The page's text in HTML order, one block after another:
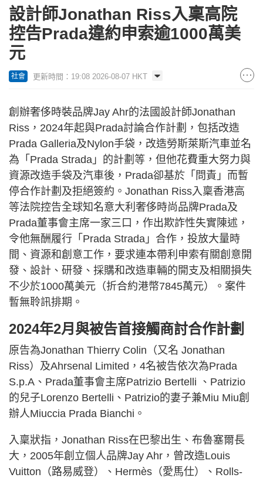
設計師Jonathan Riss入稟高院
控告Prada違約申索逾1000萬美
元
社會 更新時間：19:08 2026-08-07 HKT
創辦奢侈時裝品牌Jay Ahr的法國設計師Jonathan
Riss，2024年起與Prada討論合作計劃，包括改造
Prada Galleria及Nylon手袋，改造勞斯萊斯汽車並名
為「Prada Strada」的計劃等，但他花費重大努力與
資源改造手袋及汽車後，Prada卻基於「問責」而暫
停合作計劃及拒絕簽約。Jonathan Riss入稟香港高
等法院控告全球知名意大利奢侈時尚品牌Prada及
Prada董事會主席一家三口，作出欺詐性失實陳述，
令他無酬履行「Prada Strada」合作，投放大量時
間、資源和創意工作，要求連本帶利申索有關創意開
發、設計、研發、採購和改造車輛的開支及相關損失
不少於1000萬美元（折合約港幣7845萬元）。案件
暫無聆訊排期。
2024年2月與被告首接觸商討合作計劃
原告為Jonathan Thierry Colin（又名 Jonathan
Riss）及Ahrsenal Limited，4名被告依次為Prada
S.p.A、Prada董事會主席Patrizio Bertelli 、Patrizio
的兒子Lorenzo Bertelli、Patrizio的妻子兼Miu Miu創
辦人Miuccia Prada Bianchi。
入稟狀指，Jonathan Riss在巴黎出生、布魯塞爾長
大，2005年創立個人品牌Jay Ahr，曾改造Louis
Vuitton（路易威登）、Hermès（愛馬仕）、Rolls-